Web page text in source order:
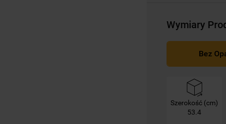
Wymiary
Bez
Szerokość (cm)
53.4
mogą Państwo samodzielnie zarządzać
„TYLKO NIEZBĘDNE"